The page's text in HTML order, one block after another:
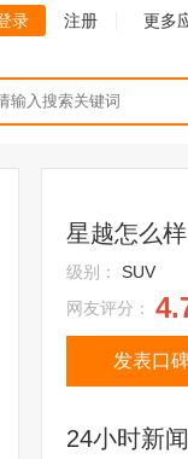
录 注册 更多
星越怎么样
级别： SUV
网友评分：
发表口
24小时新